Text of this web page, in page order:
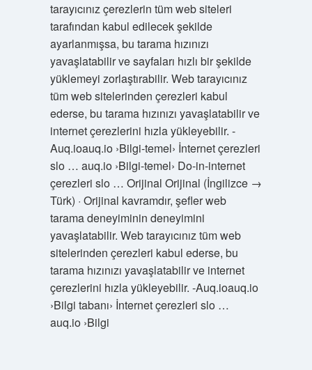
tarayıcınız çerezlerin tüm web siteleri
tarafından kabul edilecek şekilde
ayarlanmışsa, bu tarama hızınızı
yavaşlatabilir ve sayfaları hızlı bir şekilde
yüklemeyi zorlaştırabilir. Web tarayıcınız
tüm web sitelerinden çerezleri kabul
ederse, bu tarama hızınızı yavaşlatabilir ve
internet çerezlerini hızla yükleyebilir. -
Auq.ioauq.io ›Bilgi-temel› İnternet çerezleri
slo … auq.io ›Bilgi-temel› Do-in-internet
çerezleri slo … Orijinal Orijinal (İngilizce →
Türk) · Orijinal kavramdır, şefler web
tarama deneyiminin deneyimini
yavaşlatabilir. Web tarayıcınız tüm web
sitelerinden çerezleri kabul ederse, bu
tarama hızınızı yavaşlatabilir ve internet
çerezlerini hızla yükleyebilir. -Auq.ioauq.io
›Bilgi tabanı› İnternet çerezleri slo …
auq.io ›Bilgi